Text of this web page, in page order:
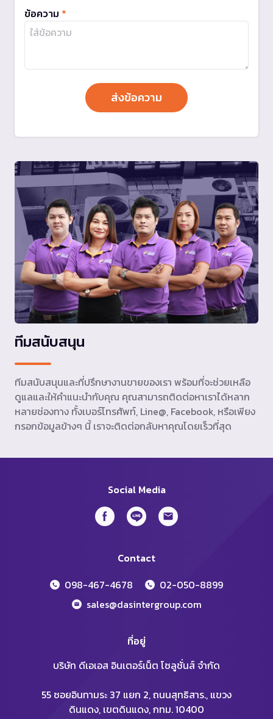
ข้อความ *
ทีมสนับสนุน
ทีมสนับสนุนและที่ปรึกษางานขายของเรา พร้อมที่จะช่วยเหลือ
ดูแลและให้คำแนะนำกับคุณ คุณสามารถติดต่อหาเราได้หลาก
หลายช่องทาง ทั้งเบอร์โทรศัพท์, Line@, Facebook, หรือเพียง
กรอกข้อมูลข้างๆ นี้ เราจะติดต่อกลับหาคุณโดยเร็วที่สุด
Social Media
Contact
098-467-4678
02-050-8899
sales@dasintergroup.com
ที่อยู่
บริษัท ดีเอเอส อินเตอร์เน็ต โซลูชั่นส์ จำกัด
55 ซอยอินทามระ 37 แยก 2, ถนนสุทธิสาร., แขวง
ดินแดง, เขตดินแดง, กทม. 10400